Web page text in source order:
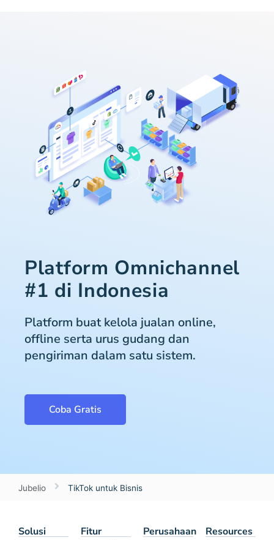
Platform Omnichannel
#1 di Indonesia
Platform buat kelola jualan online,
offline serta urus gudang dan
pengiriman dalam satu sistem.
Coba Gratis
Jubelio TikTok untuk Bisnis
Solusi Fitur Perusahaan Resources